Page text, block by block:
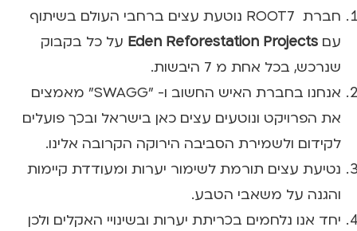
חברת ROOT7 נוטעת עצים ברחבי העולם בשיתוף
עם Eden Reforestation Projects על כל בקבוק
שנרכש, בכל אחת מ 7 היבשות.
אנחנו בחברת האיש החשוב ו- "SWAGG" מאמצים
את הפרויקט ונוטעים עצים כאן בישראל ובכך פועלים
לקידום ולשמירת הסביבה הירוקה הקרובה אלינו.
נטיעת עצים תורמת לשימור יערות ומעודדת קיימות
והגנה על משאבי הטבע.
יחד אנו נלחמים בכריתת יערות ובשינויי האקלים ולכן